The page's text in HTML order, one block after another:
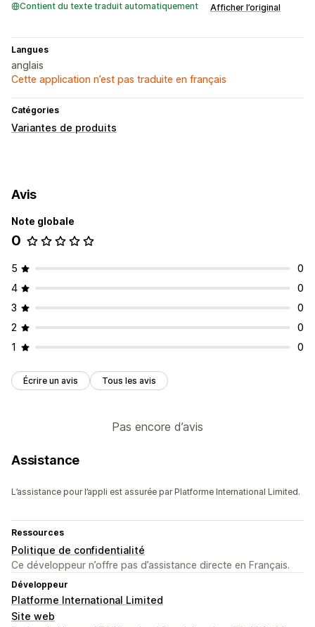
Contient du texte traduit automatiquement Afficher l’original
Langues
anglais
Cette application n’est pas traduite en français
Catégories
Variantes de produits
Avis
Note globale
0
5
0
4
0
3
0
2
0
1
0
Écrire un avis Tous les avis
Pas encore d’avis
Assistance
L’assistance pour l’appli est assurée par Platforme International Limited.
Ressources
Politique de confidentialité
Ce développeur n’offre pas d’assistance directe en Français.
Développeur
Platforme International Limited
Site web